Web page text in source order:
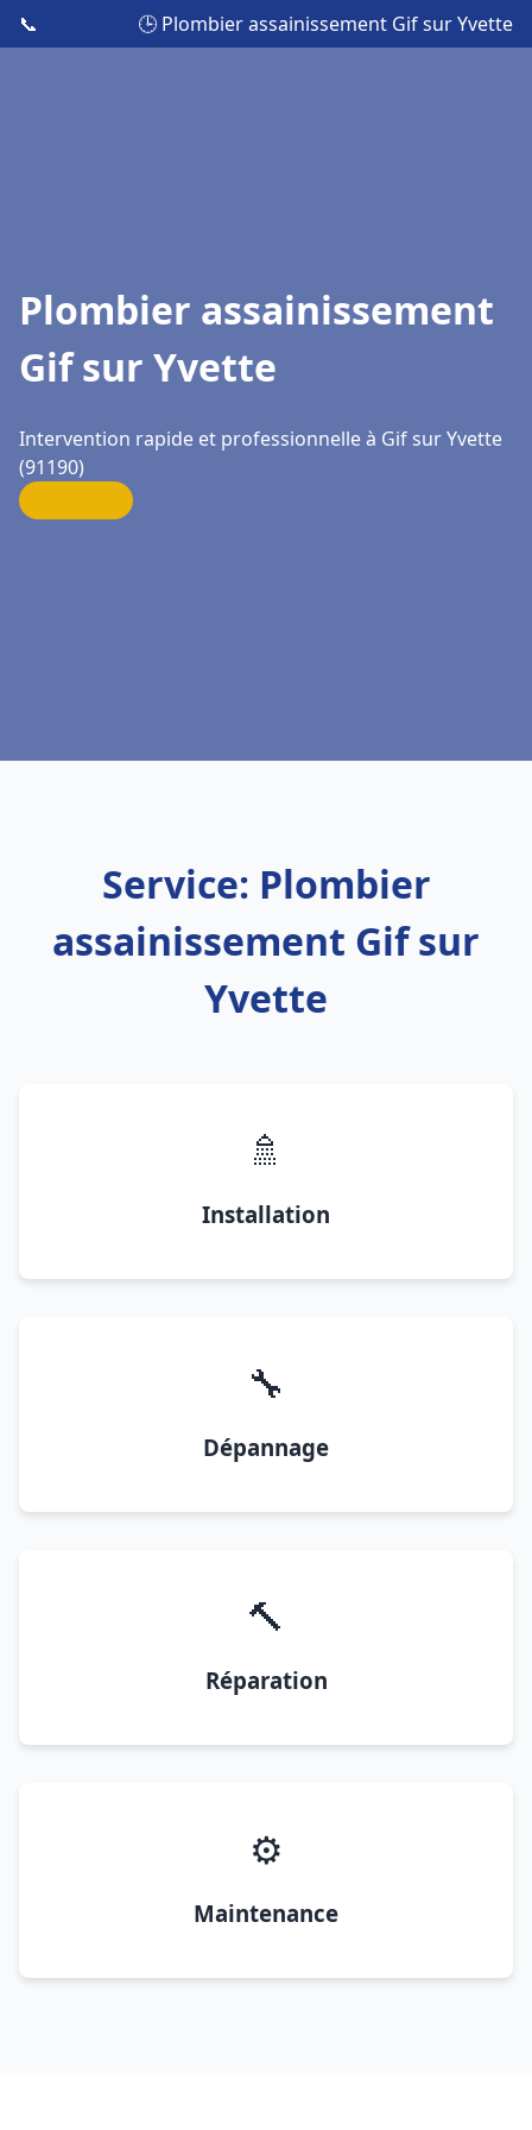
📞 🕒 Plombier assainissement Gif sur Yvette
Plombier assainissement
Gif sur Yvette
Intervention rapide et professionnelle à Gif sur Yvette
(91190)
Service: Plombier
assainissement Gif sur
Yvette
🚿
Installation
🔧
Dépannage
🔨
Réparation
⚙️
Maintenance